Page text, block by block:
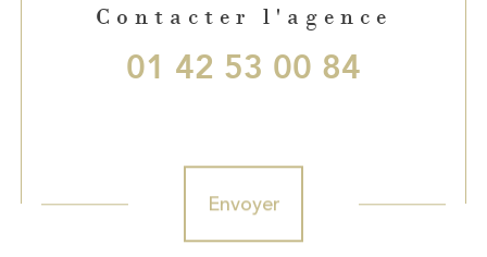
Contacter l'agence
01 42 53 00 84
Envoyer